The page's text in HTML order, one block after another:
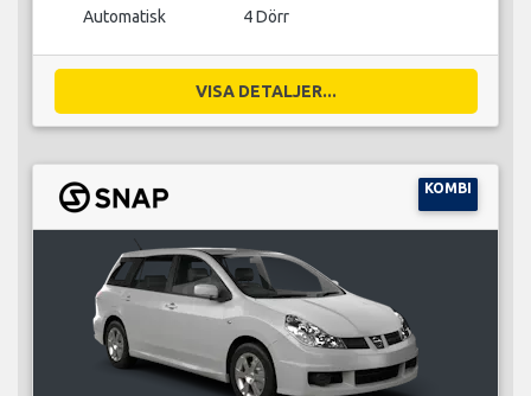
Automatisk 4 Dörr
VISA DETALJER...
KOMBI